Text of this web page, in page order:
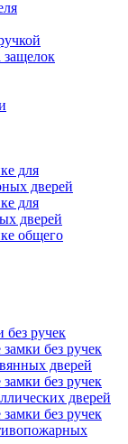
для
дверей
для
дверей
общего
без ручек
без ручек
дверей
без ручек
дверей
без ручек